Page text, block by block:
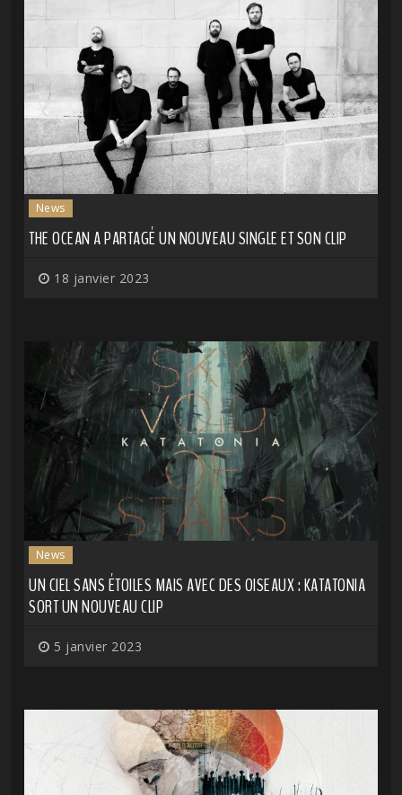
News
THE OCEAN A PARTAGÉ UN NOUVEAU SINGLE ET SON CLIP
18 janvier 2023
News
UN CIEL SANS ÉTOILES MAIS AVEC DES OISEAUX : KATATONIA
SORT UN NOUVEAU CLIP
5 janvier 2023